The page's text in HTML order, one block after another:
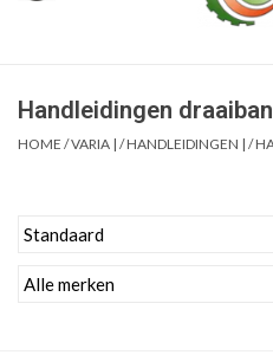
| Alles om te Meten |
Handleidingen
HOME /VARIA | /HANDLEIDINGEN | /